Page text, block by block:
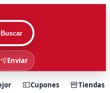
Buscar
Enviar
Cupones Tiendas